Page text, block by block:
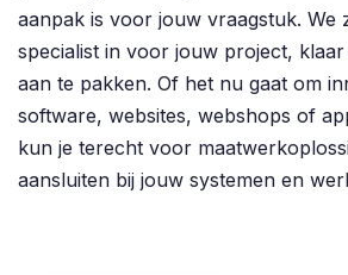
aanpak is voor jouw vraagstuk. We
specialist in voor jouw project, klaar
aan te pakken. Of het nu gaat om
software, websites, webshops of
kun je terecht voor
aansluiten bij jouw systemen en